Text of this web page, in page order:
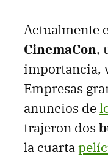
Actualmente
CinemaCon,
importancia,
Empresas
anuncios de
trajeron dos
la cuarta